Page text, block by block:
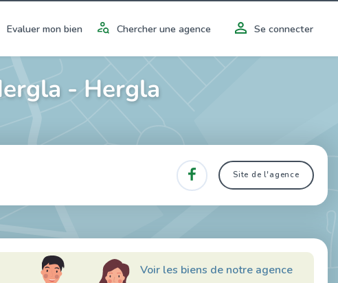
Evaluer mon bien Chercher une agence Se connecter
- Hergla
Site de l'agence
Voir les biens de notre agence